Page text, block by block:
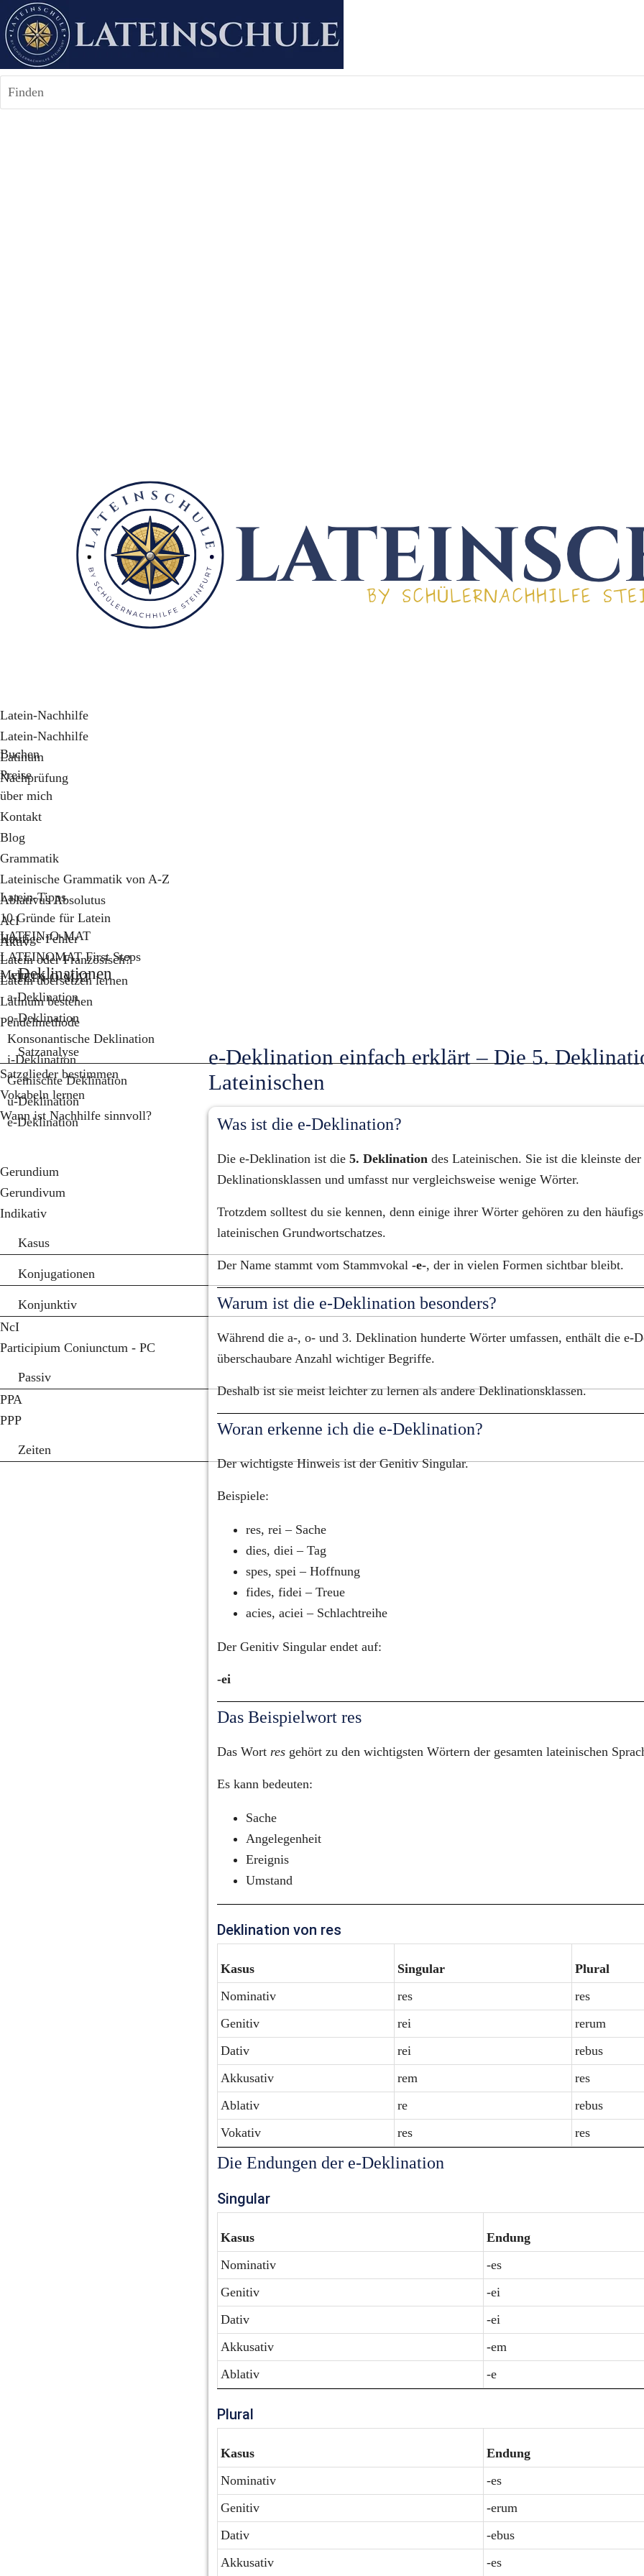
Finden
Latein-Nachhilfe
Latein-Nachhilfe
Latinum
Nachprüfung
Buchen
Preise
über mich
Kontakt
Blog
Grammatik
Lateinische Grammatik von A-Z
Ablativus Absolutus
AcI
Aktiv
Deklinationen
a-Deklination
o-Deklination
Konsonantische Deklination
i-Deklination
Gemischte Deklination
u-Deklination
e-Deklination
Gerundium
Gerundivum
Indikativ
Kasus
Konjugationen
Konjunktiv
NcI
Participium Coniunctum - PC
Passiv
PPA
PPP
Zeiten
Latein-Tipps
10 Gründe für Latein
Häufige Fehler
Latein oder Französisch?
Latein übersetzen lernen
Latinum bestehen
Pendelmethode
Satzanalyse
Satzglieder bestimmen
Vokabeln lernen
Wann ist Nachhilfe sinnvoll?
LATEIN-O-MAT
LATEINOMAT First Steps
LATEIN-O-MAT
Mehr...
e-Deklination einfach erklärt – Die 5.
Lateinischen
Was ist die e-Deklination?
Die e-Deklination ist die 5. Deklination des Lateinischen. Sie ist die kleinste
Deklinationsklassen und umfasst nur vergleichsweise wenige Wörter.
Trotzdem solltest du sie kennen, denn einige ihrer Wörter gehören zu den
lateinischen Grundwortschatzes.
Der Name stammt vom Stammvokal -e-, der in vielen Formen sichtbar bleibt.
Warum ist die e-Deklination besonders?
Während die a-, o- und 3. Deklination hunderte Wörter umfassen, enthält die e-
überschaubare Anzahl wichtiger Begriffe.
Deshalb ist sie meist leichter zu lernen als andere Deklinationsklassen.
Woran erkenne ich die e-Deklination?
Der wichtigste Hinweis ist der Genitiv Singular.
Beispiele:
res, rei – Sache
dies, diei – Tag
spes, spei – Hoffnung
fides, fidei – Treue
acies, aciei – Schlachtreihe
Der Genitiv Singular endet auf:
-ei
Das Beispielwort res
Das Wort res gehört zu den wichtigsten Wörtern der gesamten lateinischen
Es kann bedeuten:
Sache
Angelegenheit
Ereignis
Umstand
Deklination von res
Kasus Singular
Plural
Nominativ
res
res
Genitiv
rei
rerum
Dativ
rei
rebus
Akkusativ
rem
res
Ablativ
re
rebus
Vokativ
res res
Die Endungen der e-Deklination
Singular
Kasus
Endung
Nominativ
-es
Genitiv
-ei
Dativ
-ei
Akkusativ
-em
Ablativ
-e
Plural
Kasus
Endung
Nominativ
-es
Genitiv
-erum
Dativ
-ebus
Akkusativ
-es